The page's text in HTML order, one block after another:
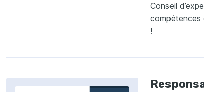
Conseil
compétences
!